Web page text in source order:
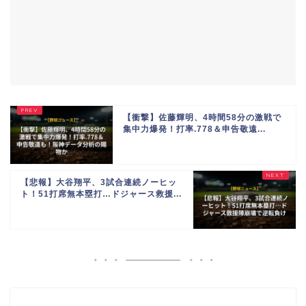
【衝撃】佐藤輝明、4時間58分の激戦で
集中力爆発！打率.778＆申告敬遠...
【悲報】大谷翔平、3試合連続ノーヒッ
ト！51打席無本塁打…ドジャース救援...